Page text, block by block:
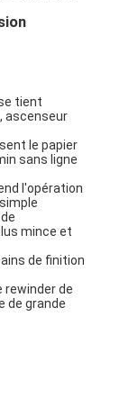
tient
ascenseur
le papier
sans ligne
l'opération
mince et
de finition
rewinder de
de grande